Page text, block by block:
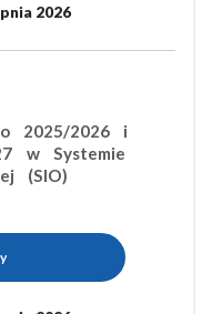
2026
2025/2026 i
w Systemie
(SIO)